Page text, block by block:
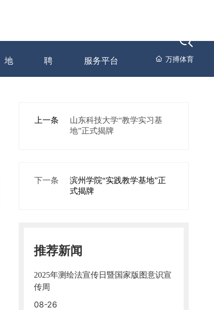
地 聘 服务平台 万搏体育
上一条
山东科技大学“教学实习基
地”正式揭牌
下一条
滨州学院“实践教学基地”正
式揭牌
推荐新闻
2025年测绘法宣传日暨国家版图意识宣
传周
08-26